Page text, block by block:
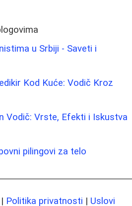
u Srbiji - Saveti i
Kod Kuće: Vodič Kroz
Vodič: Vrste, Efekti i Iskustva
pilingovi za telo
| Politika privatnosti | Uslovi